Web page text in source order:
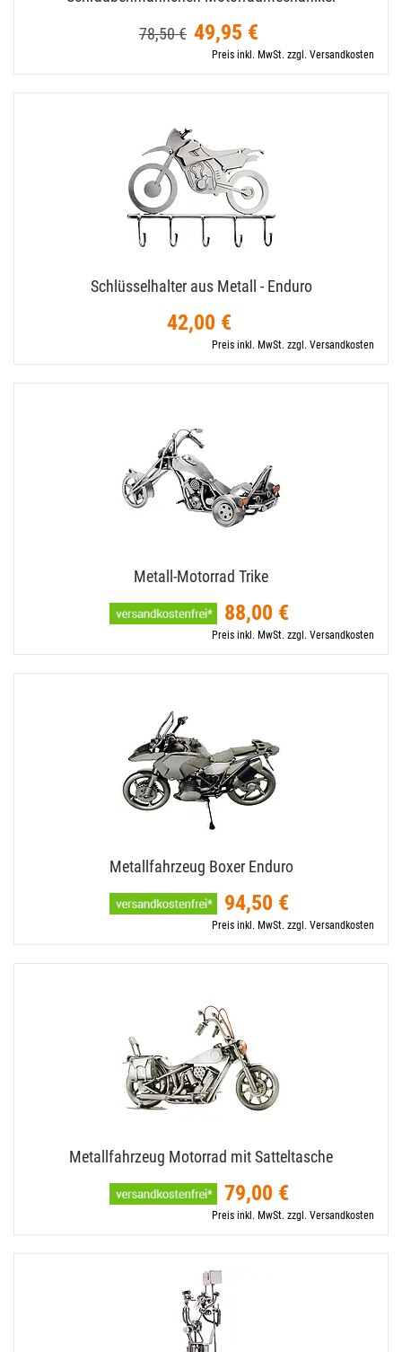
78,50 € 49,95 €
Preis inkl. MwSt. zzgl. Versandkosten
Schlüsselhalter aus Metall - Enduro
42,00 €
Preis inkl. MwSt. zzgl. Versandkosten
Metall-​Motorrad Trike
88,00 €
Preis inkl. MwSt. zzgl. Versandkosten
Metallfahrzeug Boxer Enduro
94,50 €
Preis inkl. MwSt. zzgl. Versandkosten
Metallfahrzeug Motorrad mit Satteltasche
79,00 €
Preis inkl. MwSt. zzgl. Versandkosten